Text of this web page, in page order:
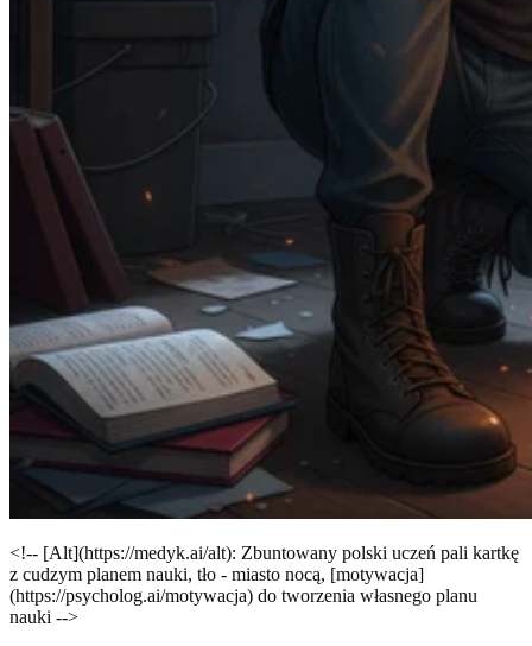
<!-- [Alt](https://medyk.ai/alt): Zbuntowany polski uczeń pali kartkę
z cudzym planem nauki, tło - miasto nocą, [motywacja]
(https://psycholog.ai/motywacja) do tworzenia własnego planu
nauki -->